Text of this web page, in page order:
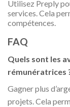
Utilisez Preply
services. Cela
compétences.
FAQ
Quels sont les
rémunératrices
Gagner plus
projets. Cela